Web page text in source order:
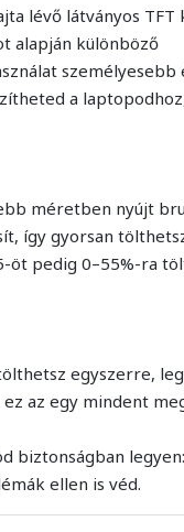
lévő látványos TFT
alapján különböző
személyesebb
a
méretben nyújt
így gyorsan
öt pedig 0–55%-ra
egyszerre,
az egy mindent
biztonságban legyen:
ellen is véd.